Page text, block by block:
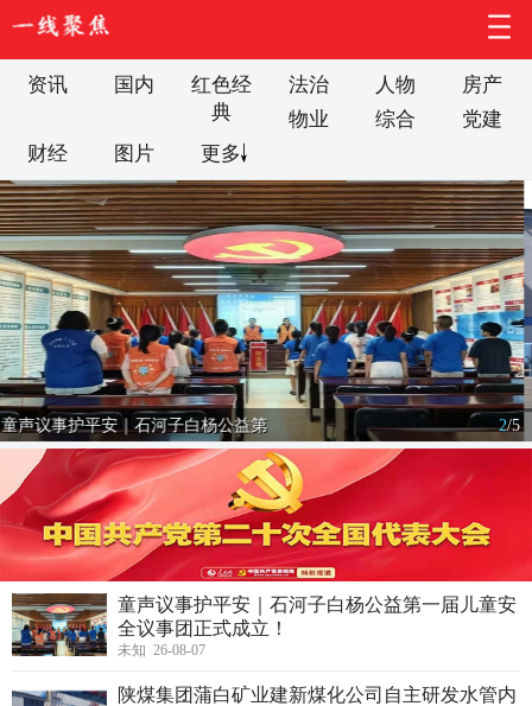
资讯 国内
红色经
典
法治 人物
房产
物业
综合
党建
财经
图片 更多
陕煤集团蒲白矿业建新煤化公司自主 2/5
童声议事护平安｜石河子白杨公益第一届儿童安
全议事团正式成立！
未知 26-08-07
陕煤集团蒲白矿业建新煤化公司自主研发水管内